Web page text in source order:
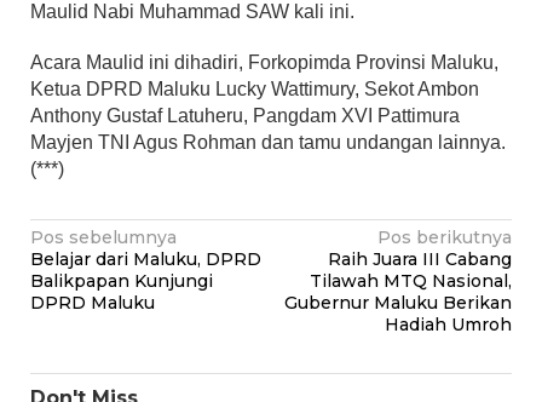
Maulid Nabi Muhammad SAW kali ini.
Acara Maulid ini dihadiri, Forkopimda Provinsi Maluku,
Ketua DPRD Maluku Lucky Wattimury, Sekot Ambon
Anthony Gustaf Latuheru, Pangdam XVI Pattimura
Mayjen TNI Agus Rohman dan tamu undangan lainnya.
(***)
Navigasi
pos
Pos sebelumnya
Belajar dari Maluku, DPRD
Balikpapan Kunjungi
DPRD Maluku
Pos berikutnya
Raih Juara III Cabang
Tilawah MTQ Nasional,
Gubernur Maluku Berikan
Hadiah Umroh